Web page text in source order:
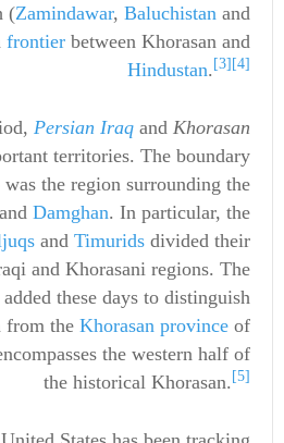
(Zamindawar, Baluchistan and
frontier between Khorasan and
Hindustan. [3] [4]
Persian Iraq and Khorasan
territories. The boundary
the region surrounding the
and Damghan. In particular, the
and Timurids divided their
and Khorasani regions. The
these days to distinguish
from the Khorasan province of
the western half of
the historical Khorasan. [5]